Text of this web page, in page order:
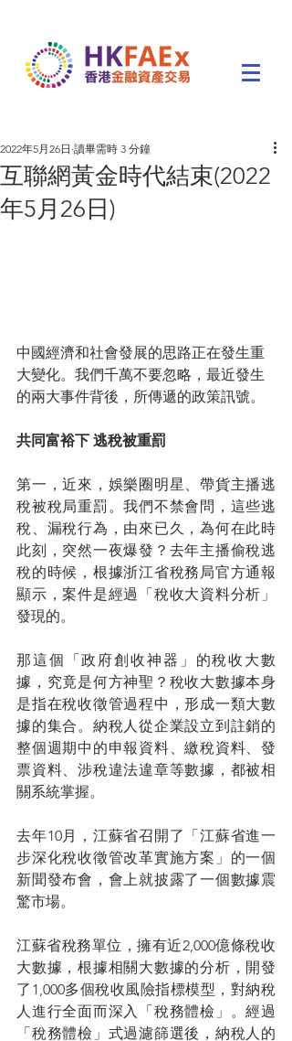
互聯網黃金時代結束(2022
年5月26日)
2022年5月26日 讀畢需時 3 分鐘
中國經濟和社會發展的思路正在發生重
大變化。我們千萬不要忽略，最近發生
的兩大事件背後，所傳遞的政策訊號。
共同富裕下 逃稅被重罰
第一，近來，娛樂圈明星、帶貨主播逃
稅被稅局重罰。我們不禁會問，這些逃
稅、漏稅行為，由來已久，為何在此時
此刻，突然一夜爆發？去年主播偷稅逃
稅的時候，根據浙江省稅務局官方通報
顯示，案件是經過「稅收大資料分析」
發現的。
那這個「政府創收神器」的稅收大數
據，究竟是何方神聖？稅收大數據本身
是指在稅收徵管過程中，形成一類大數
據的集合。納稅人從企業設立到註銷的
整個週期中的申報資料、繳稅資料、發
票資料、涉稅違法違章等數據，都被相
關系統掌握。
去年10月，江蘇省召開了「江蘇省進一
步深化稅收徵管改革實施方案」的一個
新聞發布會，會上就披露了一個數據震
驚市場。
江蘇省稅務單位，擁有近2,000億條稅收
大數據，根據相關大數據的分析，開發
了1,000多個稅收風險指標模型，對納稅
人進行全面而深入「稅務體檢」。經過
「稅務體檢」式過濾篩選後，納稅人的